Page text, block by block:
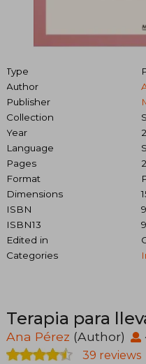
Type
Author
Publisher
Collection
Year
Language
Pages
Format
Dimensions
ISBN
ISBN13
Edited in
Categories
Terapia para
Ana Pérez (Author) ·
39 reviews